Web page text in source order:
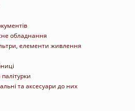
обладнання
елементи живлення
та аксесуари до них